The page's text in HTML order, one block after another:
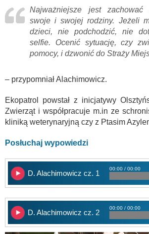
Najważniejsze jest zachować
swoje i swojej rodziny. Jeżeli
dzieci, nie podchodzić, nie
selfie. Ocenić sytuację, czy
pomocy, i dzwonić do Straży
– przypomniał Alachimowicz.
Ekopatrol powstał z inicjatywy
Zwierząt i współpracuje m.in ze
kliniką weterynaryjną czy z Ptasim
Posłuchaj wypowiedzi
D. Alachimowicz cz. 1
00:00 / 00:00
D. Alachimowicz cz. 2
00:00 / 00:00